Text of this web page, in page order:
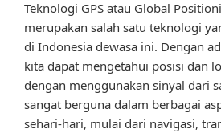
Teknologi GPS atau Global
merupakan salah satu teknologi
di Indonesia dewasa ini. Dengan
kita dapat mengetahui posisi dan
dengan menggunakan sinyal dari
sangat berguna dalam berbagai
sehari-hari, mulai dari navigasi,